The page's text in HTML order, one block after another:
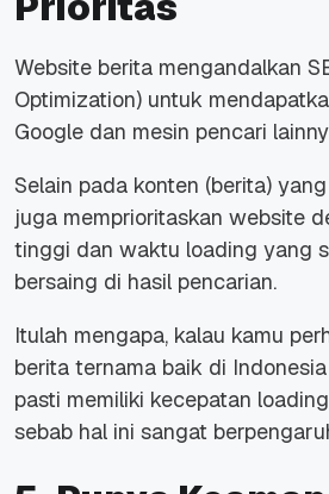
Website berita mengandalkan
Optimization) untuk
Google dan mesin pencari
Selain pada konten (berita)
juga memprioritaskan website
tinggi dan waktu loading yang
bersaing di hasil pencarian.
Itulah mengapa, kalau kamu
berita ternama baik di
pasti memiliki kecepatan loading
sebab hal ini sangat